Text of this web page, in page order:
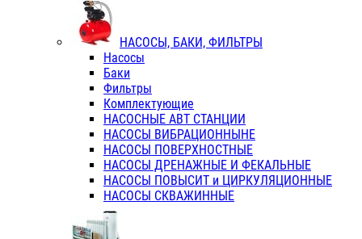
НАСОСЫ, БАКИ, ФИЛЬТРЫ
Насосы
Баки
Фильтры
Комплектующие
НАСОСНЫЕ АВТ СТАНЦИИ
НАСОСЫ ВИБРАЦИОННЫНЕ
НАСОСЫ ПОВЕРХНОСТНЫЕ
НАСОСЫ ДРЕНАЖНЫЕ И ФЕКАЛЬНЫЕ
НАСОСЫ ПОВЫСИТ и ЦИРКУЛЯЦИОННЫЕ
НАСОСЫ СКВАЖИННЫЕ